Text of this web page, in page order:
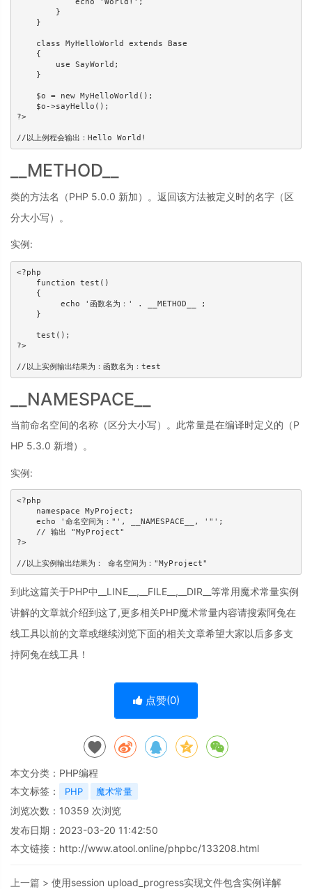
        }
    }
    class MyHelloWorld extends Base
    {
        use SayWorld;
    }
    $o = new MyHelloWorld();
    $o->sayHello();
?>
//以上例程会输出：Hello World!
__METHOD__
类的方法名（PHP 5.0.0 新加）。返回该方法被定义时的名字（区
分大小写）。
实例:
<?php
    function test()
    {
         echo '函数名为：' . __METHOD__ ;
    }
    test();
?>
//以上实例输出结果为：函数名为：test
__NAMESPACE__
当前命名空间的名称（区分大小写）。此常量是在编译时定义的（P
HP 5.3.0 新增）。
实例:
<?php
    namespace MyProject;
    echo '命名空间为："', __NAMESPACE__, '"';
    // 输出 "MyProject"
?>
//以上实例输出结果为： 命名空间为："MyProject"
到此这篇关于PHP中__LINE__,__FILE__,__DIR__等常用魔术常量实例
讲解的文章就介绍到这了,更多相关PHP魔术常量内容请搜索阿兔在
线工具以前的文章或继续浏览下面的相关文章希望大家以后多多支
持阿兔在线工具！
点赞(0)
本文分类： PHP编程
本文标签：
PHP 魔术常量
浏览次数： 10359 次浏览
发布日期：2023-03-20 11:42:50
本文链接： http://www.atool.online/phpbc/133208.html
上一篇 > 使用session upload_progress实现文件包含实例详解